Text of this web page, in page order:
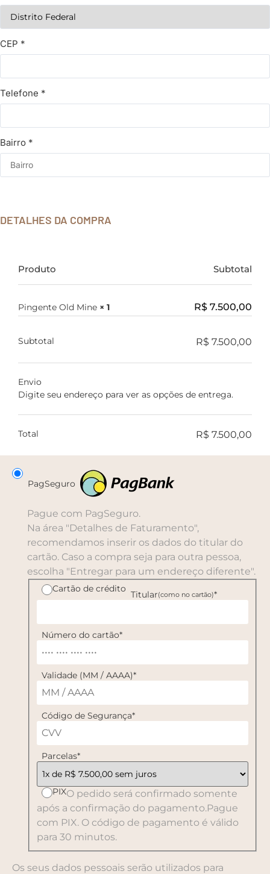
CEP *
Telefone *
Bairro *
DETALHES DA COMPRA
Produto Subtotal
Pingente Old Mine × 1 R$ 7.500,00
Subtotal R$ 7.500,00
Envio
Digite seu endereço para ver as opções de entrega.
Total R$ 7.500,00
PagSeguro
Pague com PagSeguro.
Na área "Detalhes de Faturamento",
recomendamos inserir os dados do titular do
cartão. Caso a compra seja para outra pessoa,
escolha "Entregar para um endereço diferente".
Cartão de crédito
Titular(como no cartão)*
Número do cartão*
Validade (MM / AAAA)*
Código de Segurança*
Parcelas*
PIXO pedido será confirmado somente
após a confirmação do pagamento.Pague
com PIX. O código de pagamento é válido
para 30 minutos.
Os seus dados pessoais serão utilizados para